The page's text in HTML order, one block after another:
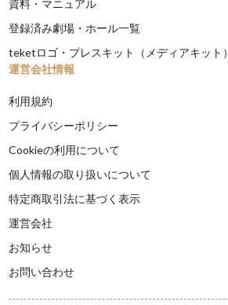
資料・マニュアル
登録済み劇場・ホール一覧
teketロゴ・プレスキット（メディアキット）
運営会社情報
利用規約
プライバシーポリシー
Cookieの利用について
個人情報の取り扱いについて
特定商取引法に基づく表示
運営会社
お知らせ
お問い合わせ